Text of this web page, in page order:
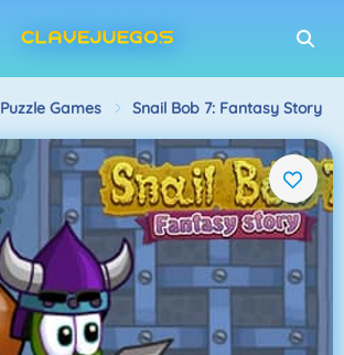
Puzzle Games Snail Bob 7: Fantasy Story